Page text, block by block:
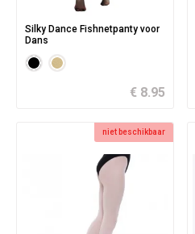
Silky Dance Fishnetpanty voor
Dans
€ 8.95
niet beschikbaar